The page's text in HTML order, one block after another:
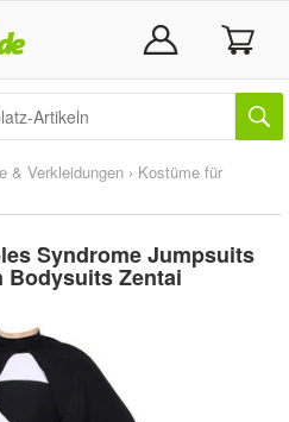
& Verkleidungen › Kostüme für
Syndrome Jumpsuits
Bodysuits Zentai